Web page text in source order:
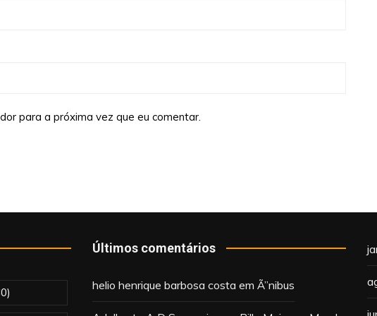
para a próxima vez que eu comentar.
Últimos comentários
helio henrique barbosa costa em Ã”nibus